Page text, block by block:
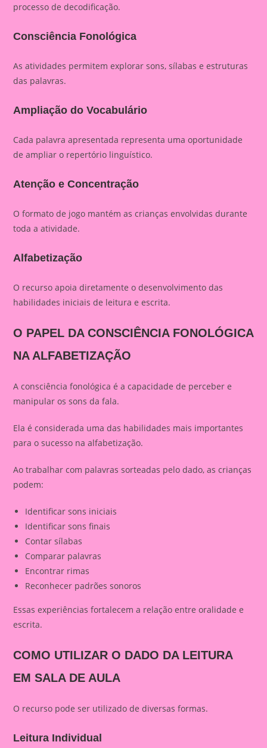
processo de decodificação.
Consciência Fonológica
As atividades permitem explorar sons, sílabas e estruturas
das palavras.
Ampliação do Vocabulário
Cada palavra apresentada representa uma oportunidade
de ampliar o repertório linguístico.
Atenção e Concentração
O formato de jogo mantém as crianças envolvidas durante
toda a atividade.
Alfabetização
O recurso apoia diretamente o desenvolvimento das
habilidades iniciais de leitura e escrita.
O PAPEL DA CONSCIÊNCIA FONOLÓGICA
NA ALFABETIZAÇÃO
A consciência fonológica é a capacidade de perceber e
manipular os sons da fala.
Ela é considerada uma das habilidades mais importantes
para o sucesso na alfabetização.
Ao trabalhar com palavras sorteadas pelo dado, as crianças
podem:
Identificar sons iniciais
Identificar sons finais
Contar sílabas
Comparar palavras
Encontrar rimas
Reconhecer padrões sonoros
Essas experiências fortalecem a relação entre oralidade e
escrita.
COMO UTILIZAR O DADO DA LEITURA
EM SALA DE AULA
O recurso pode ser utilizado de diversas formas.
Leitura Individual